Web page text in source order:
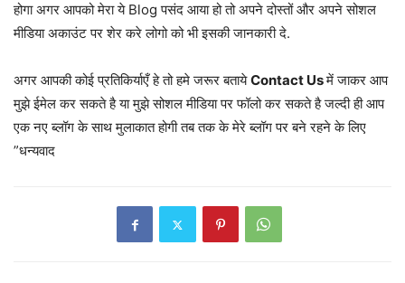
होगा अगर आपको मेरा ये Blog पसंद आया हो तो अपने दोस्तों और अपने सोशल
मीडिया अकाउंट पर शेर करे लोगो को भी इसकी जानकारी दे.
अगर आपकी कोई प्रतिकिर्याएँ हे तो हमे जरूर बतायेContact Usमें जाकर आप
मुझे ईमेल कर सकते है या मुझे सोशल मीडिया पर फॉलो कर सकते है जल्दी ही आप
एक नए ब्लॉग के साथ मुलाकात होगी तब तक के मेरे ब्लॉग पर बने रहने के लिए
”धन्यवाद